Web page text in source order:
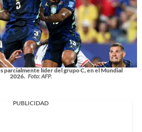
parcialmente líder del grupo C, en el Mundial
2026. Foto: AFP.
PUBLICIDAD